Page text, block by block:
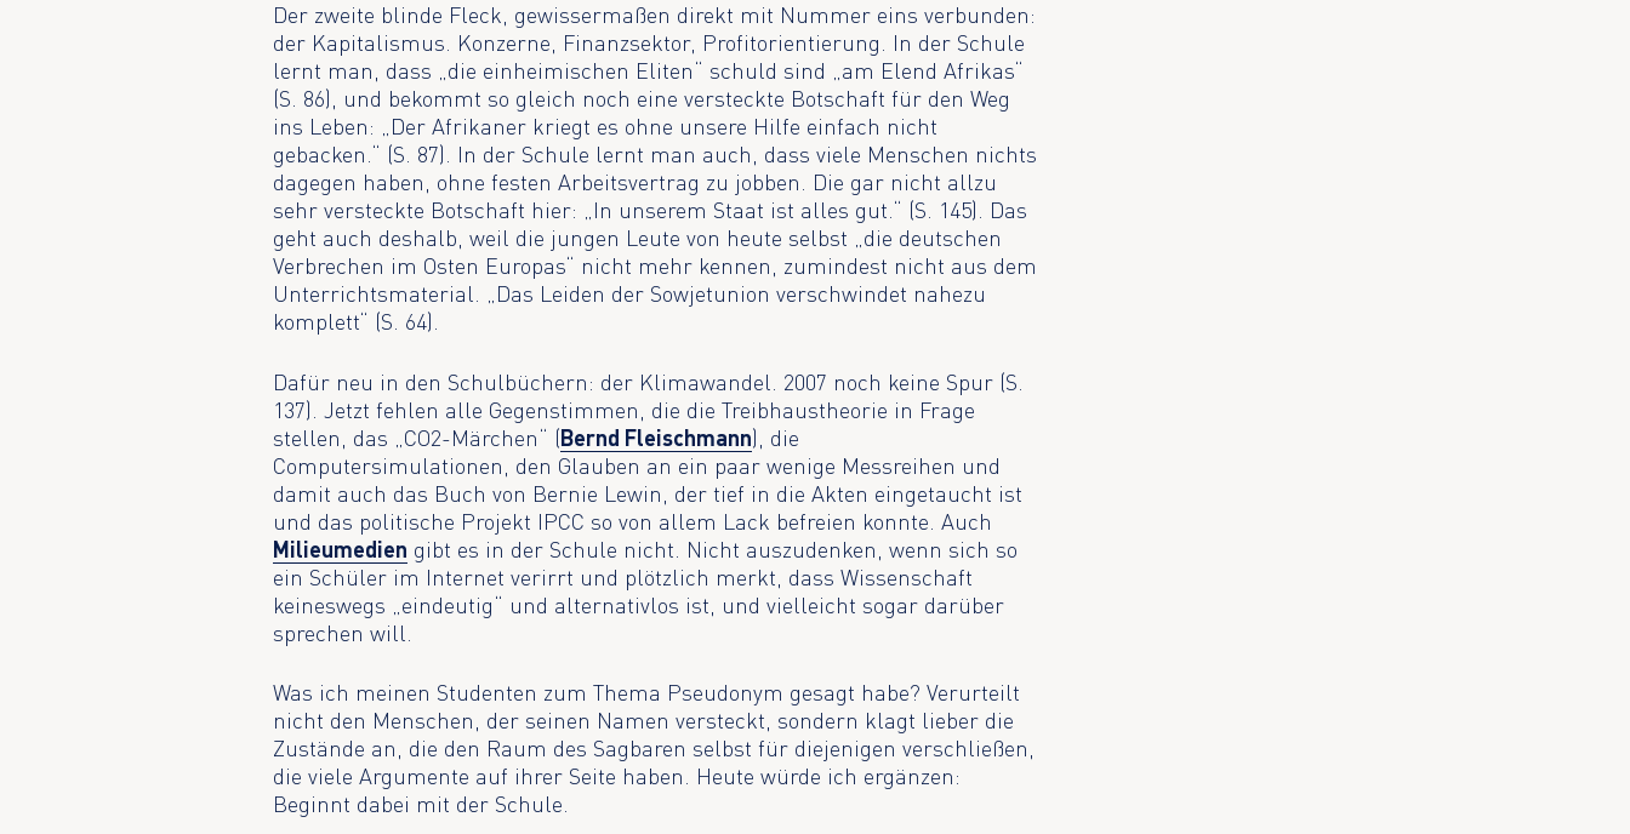
Der zweite blinde Fleck, gewissermaßen direkt mit Nummer eins verbunden:
der Kapitalismus. Konzerne, Finanzsektor, Profitorientierung. In der Schule
lernt man, dass „die einheimischen Eliten“ schuld sind „am Elend Afrikas“
(S. 86), und bekommt so gleich noch eine versteckte Botschaft für den Weg
ins Leben: „Der Afrikaner kriegt es ohne unsere Hilfe einfach nicht
gebacken.“ (S. 87). In der Schule lernt man auch, dass viele Menschen nichts
dagegen haben, ohne festen Arbeitsvertrag zu jobben. Die gar nicht allzu
sehr versteckte Botschaft hier: „In unserem Staat ist alles gut.“ (S. 145). Das
geht auch deshalb, weil die jungen Leute von heute selbst „die deutschen
Verbrechen im Osten Europas“ nicht mehr kennen, zumindest nicht aus dem
Unterrichtsmaterial. „Das Leiden der Sowjetunion verschwindet nahezu
komplett“ (S. 64).
Dafür neu in den Schulbüchern: der Klimawandel. 2007 noch keine Spur (S.
137). Jetzt fehlen alle Gegenstimmen, die die Treibhaustheorie in Frage
stellen, das „CO2-Märchen“ (Bernd Fleischmann), die
Computersimulationen, den Glauben an ein paar wenige Messreihen und
damit auch das Buch von Bernie Lewin, der tief in die Akten eingetaucht ist
und das politische Projekt IPCC so von allem Lack befreien konnte. Auch
Milieumedien gibt es in der Schule nicht. Nicht auszudenken, wenn sich so
ein Schüler im Internet verirrt und plötzlich merkt, dass Wissenschaft
keineswegs „eindeutig“ und alternativlos ist, und vielleicht sogar darüber
sprechen will.
Was ich meinen Studenten zum Thema Pseudonym gesagt habe? Verurteilt
nicht den Menschen, der seinen Namen versteckt, sondern klagt lieber die
Zustände an, die den Raum des Sagbaren selbst für diejenigen verschließen,
die viele Argumente auf ihrer Seite haben. Heute würde ich ergänzen:
Beginnt dabei mit der Schule.